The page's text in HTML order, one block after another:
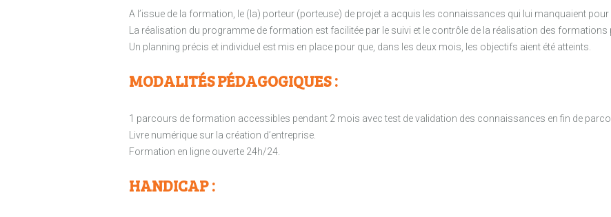
A l’issue de la formation, le (la) porteur (porteuse) de projet a acquis les connaissances qui lui manquaient pour
La réalisation du programme de formation est facilitée par le suivi et le contrôle de la réalisation des
Un planning précis et individuel est mis en place pour que, dans les deux mois, les objectifs aient été atteints.
MODALITÉS PÉDAGOGIQUES :
1 parcours de formation accessibles pendant 2 mois avec test de validation des connaissances en fin de
Livre numérique sur la création d’entreprise.
Formation en ligne ouverte 24h/24.
HANDICAP :